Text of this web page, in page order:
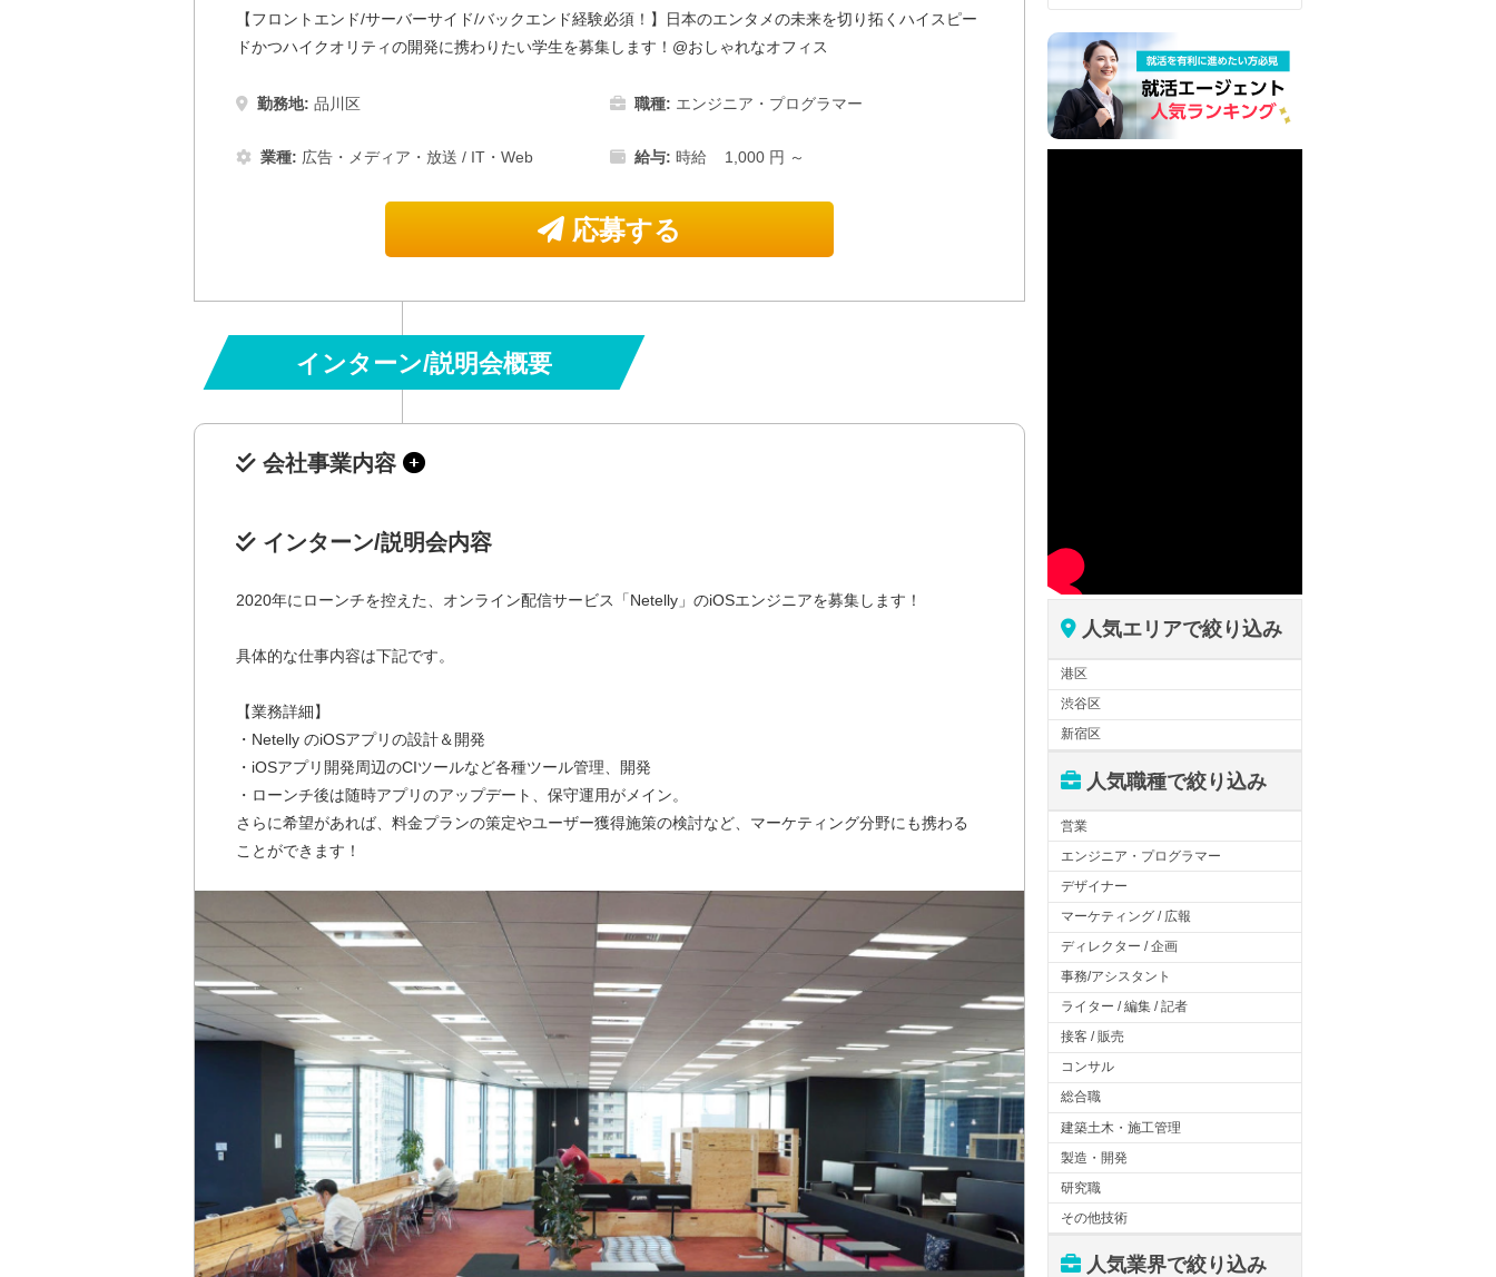
【フロントエンド/サーバーサイド/バックエンド経験必須！】日本のエンタメの未来を切り拓くハイスピー
ドかつハイクオリティの開発に携わりたい学生を募集します！@おしゃれなオフィス
勤務地: 品川区 職種: エンジニア・プログラマー
業種: 広告・メディア・放送 / IT・Web 給与: 時給 1,000 円 ～
応募する
インターン/説明会概要
会社事業内容
インターン/説明会内容
2020年にローンチを控えた、オンライン配信サービス「Netelly」のiOSエンジニアを募集します！
具体的な仕事内容は下記です。
【業務詳細】
・Netelly のiOSアプリの設計＆開発
・iOSアプリ開発周辺のCIツールなど各種ツール管理、開発
・ローンチ後は随時アプリのアップデート、保守運用がメイン。
さらに希望があれば、料金プランの策定やユーザー獲得施策の検討など、マーケティング分野にも携わる
ことができます！
人気エリアで絞り込み
港区
渋谷区
新宿区
人気職種で絞り込み
営業
エンジニア・プログラマー
デザイナー
マーケティング / 広報
ディレクター / 企画
事務/アシスタント
ライター / 編集 / 記者
接客 / 販売
コンサル
総合職
建築土木・施工管理
製造・開発
研究職
その他技術
人気業界で絞り込み